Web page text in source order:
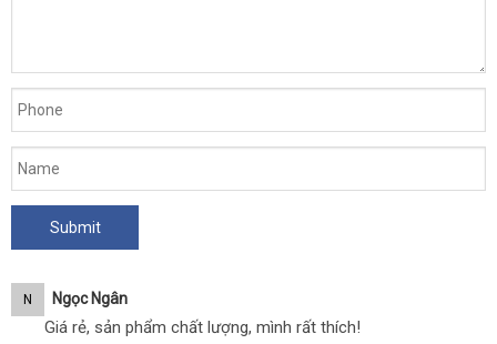
lớn.
N Ngọc Ngân
Giá rẻ, sản phẩm chất lượng, mình rất thích!